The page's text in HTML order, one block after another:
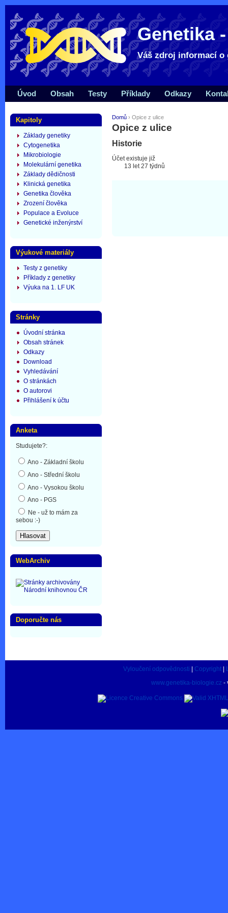
Genetika
Váš zdroj informací o
Domů › Opice z ulice
Opice z ulice
Historie
Účet existuje již
13 let 27 týdnů
Úvod Obsah Testy Příklady Odkazy
Kapitoly
Základy genetiky
Cytogenetika
Mikrobiologie
Molekulární genetika
Základy dědičnosti
Klinická genetika
Genetika člověka
Zrození člověka
Populace a Evoluce
Genetické inženýrství
Výukové materiály
Testy z genetiky
Příklady z genetiky
Výuka na 1. LF UK
Stránky
Úvodní stránka
Obsah stránek
Odkazy
Download
Vyhledávání
O stránkách
O autorovi
Přihlášení k účtu
Anketa
Studujete?:
Ano - Základní školu
Ano - Střední školu
Ano - Vysokou školu
Ano - PGS
Ne - už to mám za
sebou :-)
WebArchiv
Doporučte nás
Vyloučení odpovědnosti Copyright
www.genetika-biologie.cz -